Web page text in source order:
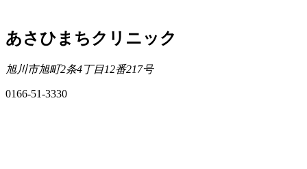
あさひまちクリニック
旭川市旭町2条4丁目12番217号
0166-51-3330